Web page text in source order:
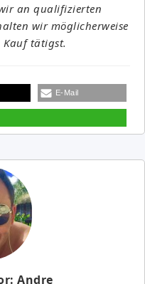
an qualifizierten
wir möglicherweise
Kauf tätigst.
E-Mail
Andre